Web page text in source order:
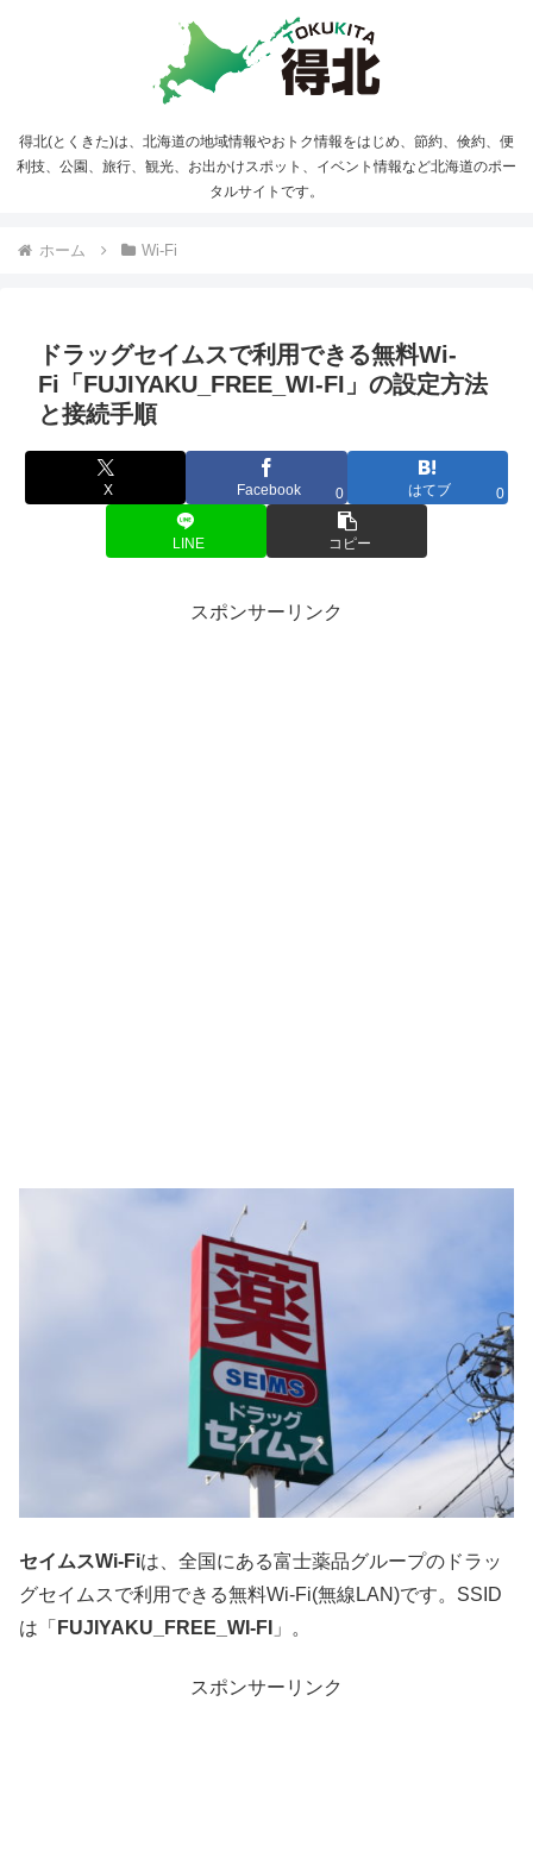
得北(とくきた)は、北海道の地域情報やおトク情報をはじめ、節約、倹約、便
利技、公園、旅行、観光、お出かけスポット、イベント情報など北海道のポー
タルサイトです。
ホーム Wi-Fi
ドラッグセイムスで利用できる無料Wi-
Fi「FUJIYAKU_FREE_WI-FI」の設定方法
と接続手順
X Facebook 0 はてブ 0
LINE コピー
スポンサーリンク
セイムスWi-Fiは、全国にある富士薬品グループのドラッ
グセイムスで利用できる無料Wi-Fi(無線LAN)です。SSID
は「 FUJIYAKU_FREE_WI-FI 」。
スポンサーリンク